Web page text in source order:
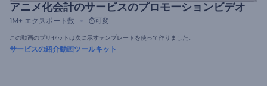
アニメ化会計のサービスのプロモーションビデオ
1M+ エクスポート数 可変
この動画のプリセットは次に示すテンプレートを使って作りました。
サービスの紹介動画ツールキット